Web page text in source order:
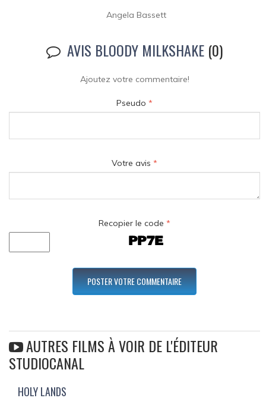
Angela Bassett
AVIS BLOODY MILKSHAKE (0)
Ajoutez votre commentaire!
Pseudo *
Votre avis *
Recopier le code *
AUTRES FILMS À VOIR DE L'ÉDITEUR
STUDIOCANAL
HOLY LANDS